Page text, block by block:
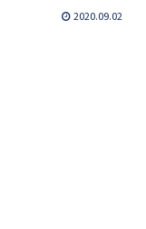
2020.09.02